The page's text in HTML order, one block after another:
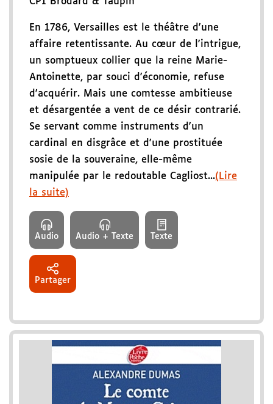
En 1786, Versailles est le théâtre d'une
affaire retentissante. Au cœur de l'intrigue,
un somptueux collier que la reine Marie-
Antoinette, par souci d'économie, refuse
d'acquérir. Mais une comtesse ambitieuse
et désargentée a vent de ce désir contrarié.
Se servant comme instruments d'un
cardinal en disgrâce et d'une prostituée
sosie de la souveraine, elle-même
manipulée par le redoutable Cagliost...(Lire
la suite)
Audio Audio + Texte Texte
Partager